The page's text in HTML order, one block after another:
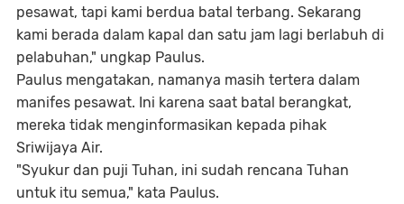
pesawat, tapi kami berdua batal terbang. Sekarang
kami berada dalam kapal dan satu jam lagi berlabuh di
pelabuhan," ungkap Paulus.
Paulus mengatakan, namanya masih tertera dalam
manifes pesawat. Ini karena saat batal berangkat,
mereka tidak menginformasikan kepada pihak
Sriwijaya Air.
"Syukur dan puji Tuhan, ini sudah rencana Tuhan
untuk itu semua," kata Paulus.